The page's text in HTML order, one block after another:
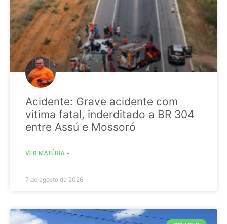
Acidente: Grave acidente com
vitima fatal, inderditado a BR 304
entre Assú e Mossoró
VER MATÉRIA »
7 de agosto de 2026